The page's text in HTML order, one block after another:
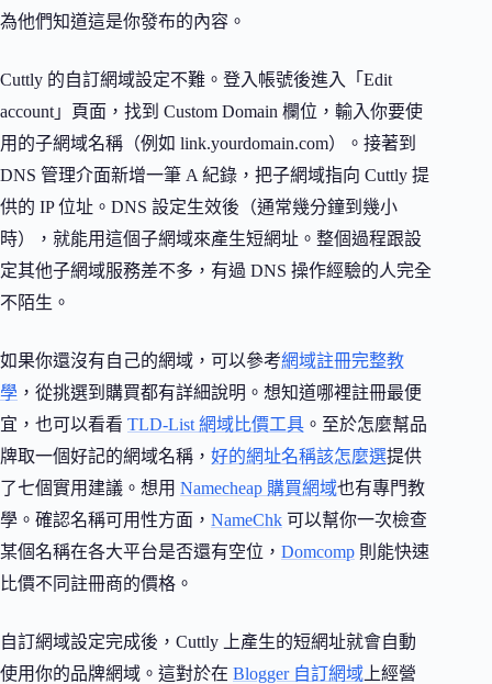
為他們知道這是你發布的內容。
Cuttly 的自訂網域設定不難。登入帳號後進入「Edit
account」頁面，找到 Custom Domain 欄位，輸入你要使
用的子網域名稱（例如 link.yourdomain.com）。接著到
DNS 管理介面新增一筆 A 紀錄，把子網域指向 Cuttly 提
供的 IP 位址。DNS 設定生效後（通常幾分鐘到幾小
時），就能用這個子網域來產生短網址。整個過程跟設
定其他子網域服務差不多，有過 DNS 操作經驗的人完全
不陌生。
如果你還沒有自己的網域，可以參考網域註冊完整教
學 ，從挑選到購買都有詳細說明。想知道哪裡註冊最便
宜，也可以看看 TLD-List 網域比價工具 。至於怎麼幫品
牌取一個好記的網域名稱， 好的網址名稱該怎麼選提供
了七個實用建議。想用 Namecheap 購買網域也有專門教
學。確認名稱可用性方面， NameChk 可以幫你一次檢查
某個名稱在各大平台是否還有空位， Domcomp 則能快速
比價不同註冊商的價格。
自訂網域設定完成後，Cuttly 上產生的短網址就會自動
使用你的品牌網域。這對於在 Blogger 自訂網域 上經營